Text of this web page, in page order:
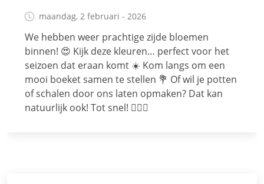
maandag, 2 februari - 2026
We hebben weer prachtige zijde bloemen
binnen! 😍 Kijk deze kleuren… perfect voor het
seizoen dat eraan komt ☀️ Kom langs om een
mooi boeket samen te stellen 💐 Of wil je potten
of schalen door ons laten opmaken? Dat kan
natuurlijk ook! Tot snel! 🙋🏼‍♀️